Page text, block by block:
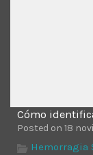
Cómo
Posted on 18
Hemorragia